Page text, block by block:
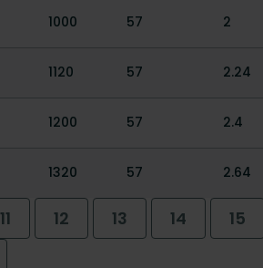
1000 57 2
1120 57 2.24
1200 57 2.4
1320 57 2.64
11 12 13 14 15